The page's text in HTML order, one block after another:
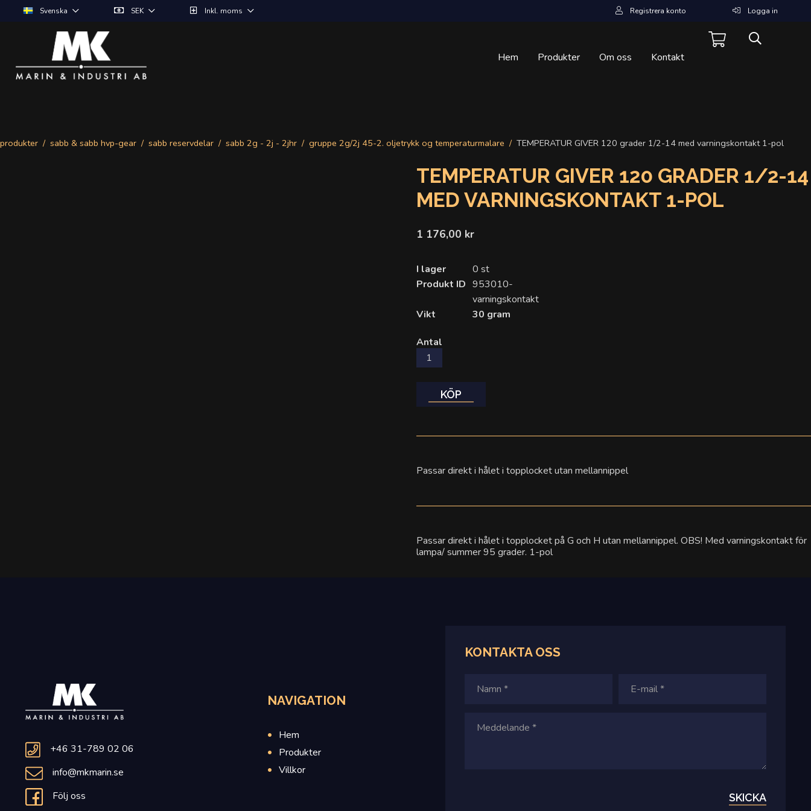
Svenska SEK Inkl. moms Registrera konto Logga in
Hem Produkter Om oss Kontakt
produkter sabb & sabb hvp-gear sabb reservdelar sabb 2g - 2j - 2jhr gruppe 2g/2j 45-2. oljetrykk og temperaturmalare TEMPERATUR GIVER 120 grader 1/2-14 med varningskontakt 1-pol
TEMPERATUR GIVER 120 GRADER 1/2-14
MED VARNINGSKONTAKT 1-POL
1 176,00 kr
I lager
0 st
Produkt ID 953010-
varningskontakt
Vikt
30 gram
Antal
KÖP
Passar direkt i hålet i topplocket utan mellannippel
Passar direkt i hålet i topplocket på G och H utan mellannippel. OBS! Med varningskontakt för
lampa/ summer 95 grader. 1-pol
+46 31-789 02 06
info@mkmarin.se
Följ oss
NAVIGATION
Hem
Produkter
Villkor
KONTAKTAOSS
SKICKA